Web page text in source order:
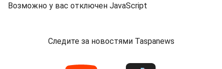
Возможно у вас отключен JavaScript
Следите за новостями Taspanews